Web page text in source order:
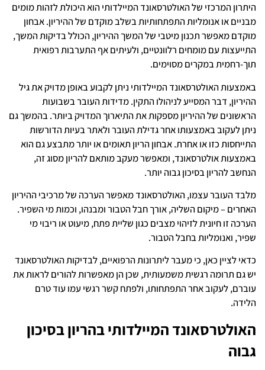
היתרון המרכזי של האולטרסאונד המיילדותי הוא היכולת לזהות מומים
מבניים או אנומליות התפתחותיות בשלב מוקדם של ההיריון. אבחון
מוקדם מאפשר תכנון מיטבי של המשך ההיריון, הכולל בדיקות המשך,
התייעצות עם מומחים רלוונטיים, ולעיתים אף התערבות רפואית
תוך-רחמית במקרים מסוימים.
באמצעות האולטרסאונד המיילדותי ניתן לקבוע באופן מדויק את גיל
ההיריון, דבר המסייע לניהולו התקין. מדידות העובר בשבועות
הראשונים של ההיריון מספקות את התיארוך המדויק ביותר. בהמשך גם
ניתן לעקוב באמצעותו אחר גדילת העובר ולאתר בעיות הדורשות
התייחסות כזו או אחרת. אבחון הריון תאומים או יותר מתבצע גם הוא
באמצעות אולטרסאונד, ומאפשר מעקב מותאם להריון מסוג זה,
הנחשב להריון בסיכון גבוה יותר.
מלבד העובר עצמו, האולטרסאונד מאפשר הערכה של מרכיבי ההיריון
האחרים – מיקום השליה, אורך חבל הטבור ומבנהו, וכמות מי השפיר.
הערכה זו חיונית לזיהוי מצבים כגון שליית פתח, מיעוט או ריבוי מי
שפיר, ואנומליות בחבל הטבור.
כדאי לציין כאן, כי מעבר ליתרונות הרפואיים, לבדיקות האולטרסאונד
יש גם תרומה רגשית משמעותית, שכן הן מאפשרות להורים לראות את
עוברם, לעקוב אחר התפתחותו, ולפתח קשר רגשי עמו עוד טרם
הלידה.
האולטרסאונד המיילדותי בהריון בסיכון
גבוה